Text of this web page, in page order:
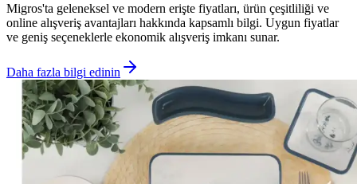
Migros'ta geleneksel ve modern erişte fiyatları, ürün çeşitliliği ve
online alışveriş avantajları hakkında kapsamlı bilgi. Uygun fiyatlar
ve geniş seçeneklerle ekonomik alışveriş imkanı sunar.
Daha fazla bilgi edinin